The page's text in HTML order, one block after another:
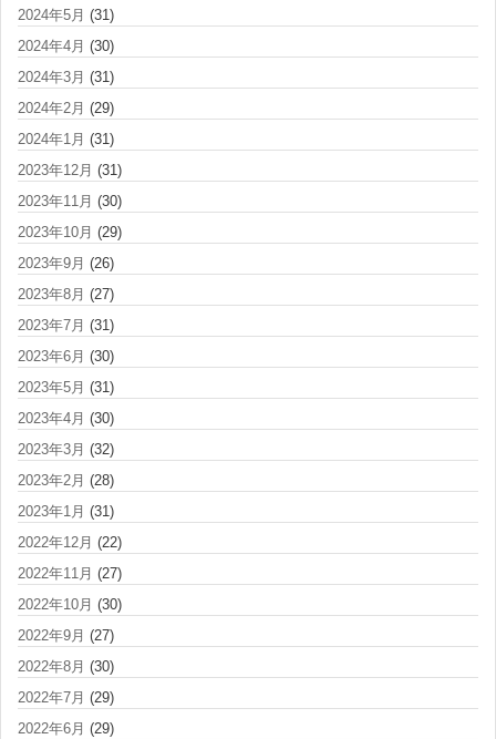
2024年5月 (31)
2024年4月 (30)
2024年3月 (31)
2024年2月 (29)
2024年1月 (31)
2023年12月 (31)
2023年11月 (30)
2023年10月 (29)
2023年9月 (26)
2023年8月 (27)
2023年7月 (31)
2023年6月 (30)
2023年5月 (31)
2023年4月 (30)
2023年3月 (32)
2023年2月 (28)
2023年1月 (31)
2022年12月 (22)
2022年11月 (27)
2022年10月 (30)
2022年9月 (27)
2022年8月 (30)
2022年7月 (29)
2022年6月 (29)